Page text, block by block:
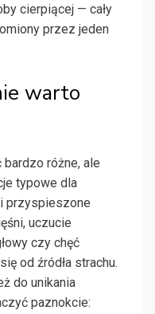
cierpiącej — cały
przez jeden
warto
różne, ale
typowe dla
przyspieszone
uczucie
czy chęć
od źródła strachu.
do unikania
paznokcie: